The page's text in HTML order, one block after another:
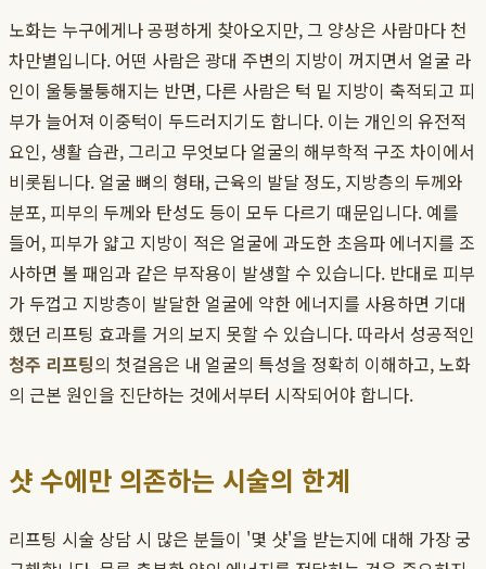
노화는 누구에게나 공평하게 찾아오지만, 그 양상은 사람마다 천
차만별입니다. 어떤 사람은 광대 주변의 지방이 꺼지면서 얼굴 라
인이 울퉁불퉁해지는 반면, 다른 사람은 턱 밑 지방이 축적되고 피
부가 늘어져 이중턱이 두드러지기도 합니다. 이는 개인의 유전적
요인, 생활 습관, 그리고 무엇보다 얼굴의 해부학적 구조 차이에서
비롯됩니다. 얼굴 뼈의 형태, 근육의 발달 정도, 지방층의 두께와
분포, 피부의 두께와 탄성도 등이 모두 다르기 때문입니다. 예를
들어, 피부가 얇고 지방이 적은 얼굴에 과도한 초음파 에너지를 조
사하면 볼 패임과 같은 부작용이 발생할 수 있습니다. 반대로 피부
가 두껍고 지방층이 발달한 얼굴에 약한 에너지를 사용하면 기대
했던 리프팅 효과를 거의 보지 못할 수 있습니다. 따라서 성공적인
청주 리프팅의 첫걸음은 내 얼굴의 특성을 정확히 이해하고, 노화
의 근본 원인을 진단하는 것에서부터 시작되어야 합니다.
샷 수에만 의존하는 시술의 한계
리프팅 시술 상담 시 많은 분들이 '몇 샷'을 받는지에 대해 가장 궁